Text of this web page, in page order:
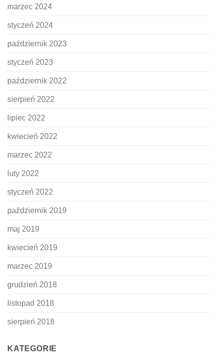
marzec 2024
styczeń 2024
październik 2023
styczeń 2023
październik 2022
sierpień 2022
lipiec 2022
kwiecień 2022
marzec 2022
luty 2022
styczeń 2022
październik 2019
maj 2019
kwiecień 2019
marzec 2019
grudzień 2018
listopad 2018
sierpień 2018
KATEGORIE